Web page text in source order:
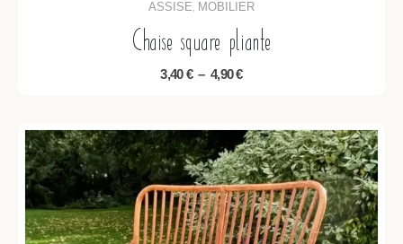
ASSISE MOBILIER
Chaise square pliante
3,40€ – 4,90€